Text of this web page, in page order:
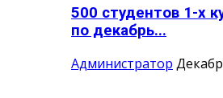
500 студентов 1-х
по декабрь...
Администратор